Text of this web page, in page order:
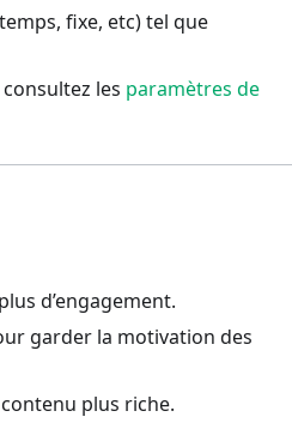
fixe, etc) tel que
les paramètres de
d’engagement.
garder la motivation des
plus riche.